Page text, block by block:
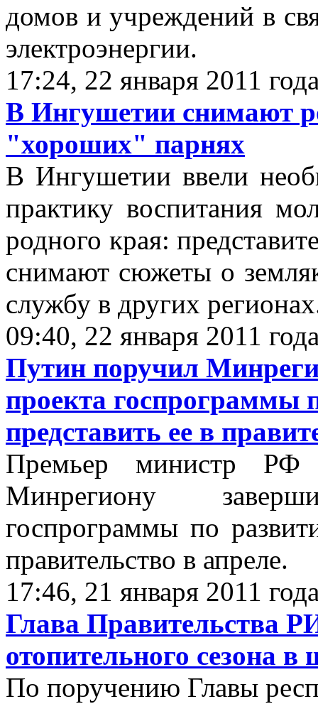
домов и учреждений в
электроэнергии.
17:24, 22 января 2011
В Ингушетии снимают
"хороших" парнях
В Ингушетии ввели
практику воспитания
родного края:
снимают сюжеты о
службу в других
09:40, 22 января 2011
Путин поручил
проекта госпрограммы
представить ее в
Премьер министр
Минрегиону
госпрограммы по
правительство в апреле.
17:46, 21 января 2011
Глава Правительства
отопительного сезона
По поручению Главы